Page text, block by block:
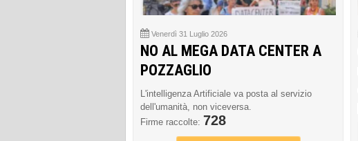
Venerdì 31 Luglio 2026
NO AL MEGA DATA CENTER A
POZZAGLIO
L'intelligenza Artificiale va posta al servizio
dell'umanità, non viceversa.
Firme raccolte: 728